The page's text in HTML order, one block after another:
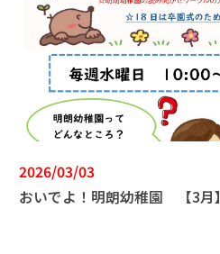
2026/03/03
おいでよ！明朗幼稚園 【3月】